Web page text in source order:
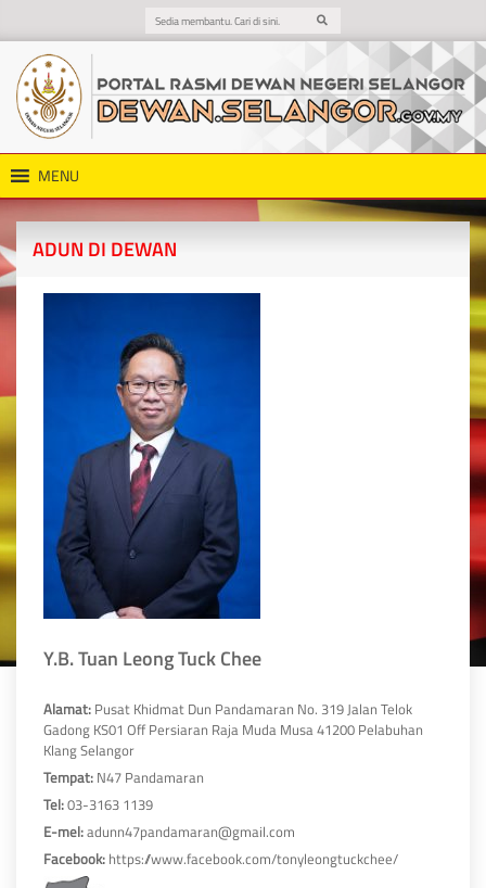
MENU
ADUN DI DEWAN
Y.B. Tuan Leong Tuck Chee
Alamat: Pusat Khidmat Dun Pandamaran No. 319 Jalan Telok
Gadong KS01 Off Persiaran Raja Muda Musa 41200 Pelabuhan
Klang Selangor
Tempat: N47 Pandamaran
Tel:03-3163 1139
E-mel:adunn47pandamaran@gmail.com
Facebook: https://www.facebook.com/tonyleongtuckchee/